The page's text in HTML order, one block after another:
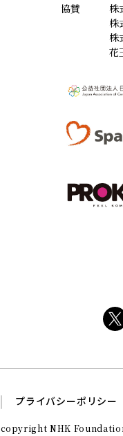
協賛
株
株
株
花
プライバシーポリシー
copyright NHK